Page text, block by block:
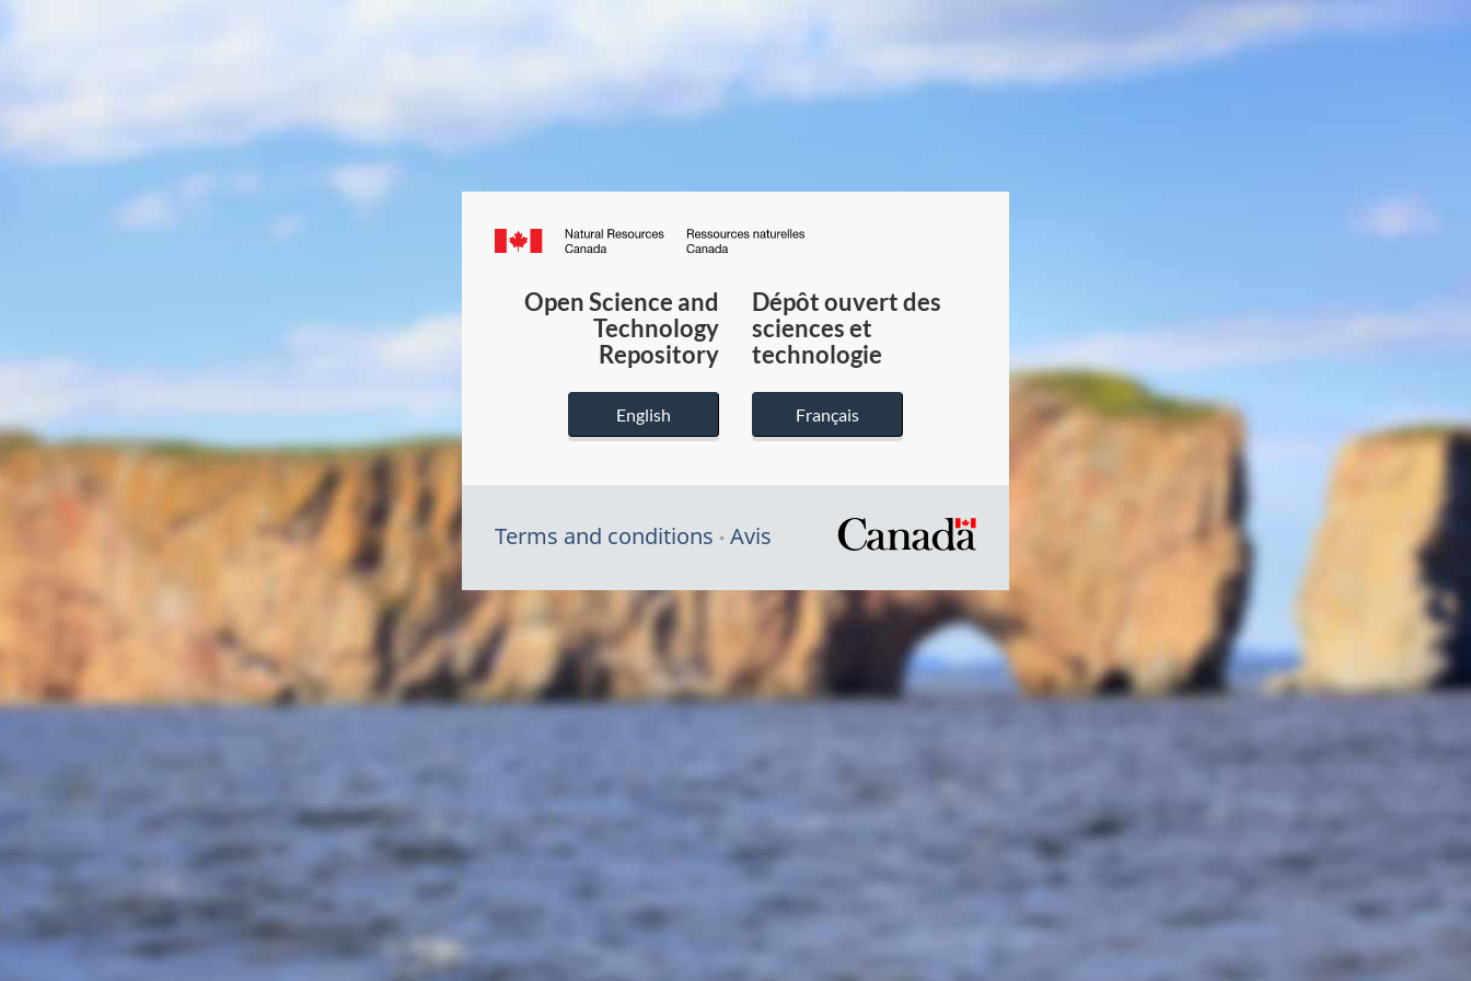
Canada.ca
du
Canada
Open Science and
Technology
Repository
English
Dépôt ouvert des
sciences et
technologie
Français
Terms and conditions Avis
/
du
gouvernement
du